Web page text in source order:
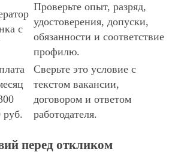
с
Проверьте опыт, разряд,
удостоверения, допуски,
обязанности и соответствие
профилю.
руб.
Сверьте это условие с
текстом вакансии,
договором и ответом
работодателя.
перед откликом